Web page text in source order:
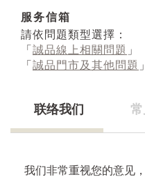
服务信箱
請依問題類型選擇：
「 誠品線上相關問題 」
「 誠品門市及其他問題 」
联络我们
我们非常重视您的意见